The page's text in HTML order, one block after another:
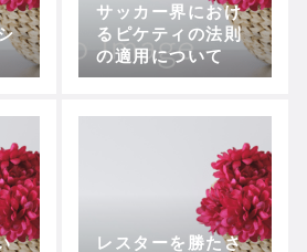
サッカー界におけ
るピケティの法則
の適用について
レスターを勝たさ